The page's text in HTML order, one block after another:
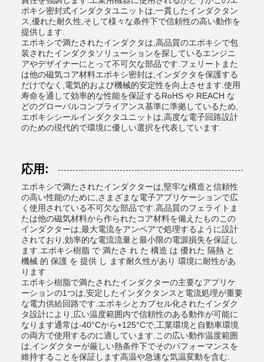
ポキシ密封式インダクタユニットは,一貫したインダクタン
ス,優れた耐久性,そして様々な条件下で信頼性の高い動作を
提供します.
エポキシで満たされたインダクタは,高品質のエポキシで包
装されたインダクタソリューションを探しているエンジニ
アやデザイナーにとって不可欠な部品です.フェリートまた
は他の磁気コア材料エポキシ密封は,インダクタを保護する
だけでなく,電気的および機械的安定性を向上させます.使用
寿命を通して効率的な性能を保証するRoHS や REACH な
どのグローバルコンプライアンス基準に準拠しているため,
エポキシシールインダクタユニットは,高度な電子回路設計
のための現代的で環境に優しい選択を代表しています.
応用:
エポキシで満たされたインダクターは,堅牢な構造と信頼性
の高い性能のために,さまざまな電子アプリケーションで広
く使用されている不可欠な部品です.高品質のフェライトま
たは他の磁気材料から作られたコア材料を備えたものこの
インダクターは,最大電流をアンペアで処理するように設計
されており,効率的な電流流量と最小限の電源損失を保証し
ます.エポキシ樹脂 で 満たさ れ た 構造 は 優れた 隔熱 と
機械 的 保護 を 提供 し ます耐久性があり 環境に耐性があ
ります
エポキシ樹脂で満たされたインダクターの主要なアプリケ
ーションの1つは,安定したインダクタンスと電流処理が重要
な電力供給回路です.エポキシとカプセル化されたインダク
タ設計により,広い温度範囲内で信頼性のある動作が可能に
なります通常は-40°Cから+125°Cで,工業環境と自動車環境
の両方で使用するのに適しています.この広い動作温度範囲
は,インダクターが厳しい熱条件下でそのパフォーマンスを
維持することを保証します高温や急速な気温変動を含む.